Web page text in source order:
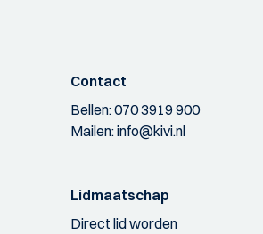
Contact
Bellen:070 3919 900
Mailen:info@kivi.nl
Lidmaatschap
Direct lid worden